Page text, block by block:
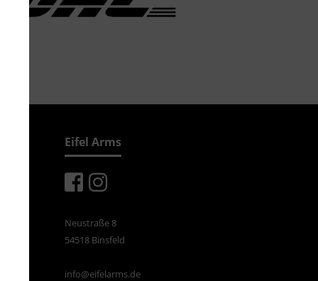
Eifel Arms
Neustraße 8
54518 Binsfeld
info@eifelarms.de